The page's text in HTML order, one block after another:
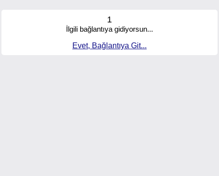
1
İlgili bağlantıya gidiyorsun...
Evet, Bağlantıya Git...